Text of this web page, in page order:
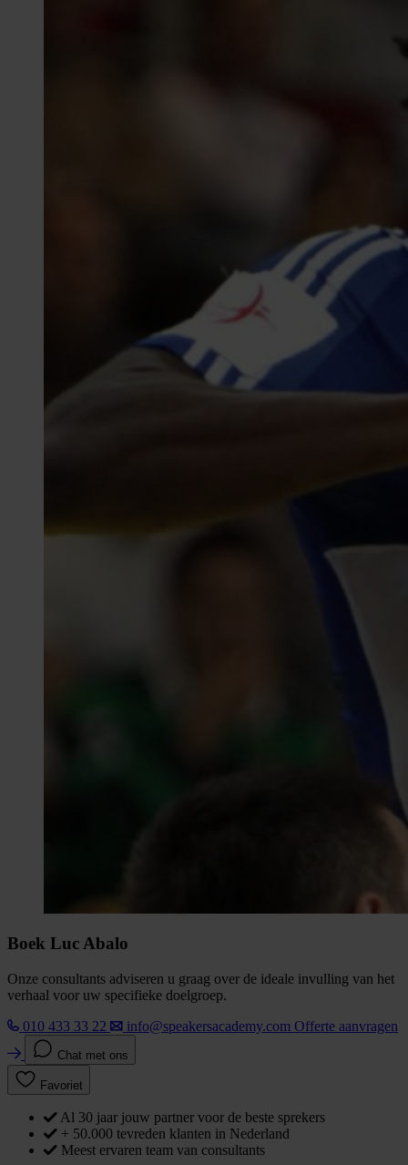
Boek Luc Abalo
Onze consultants adviseren u graag over de ideale invulling van het
verhaal voor uw specifieke doelgroep.
010 433 33 22
info@speakersacademy.com Offerte aanvragen
Chat met ons
Favoriet
Al 30 jaar jouw partner voor de beste sprekers
+ 50.000 tevreden klanten in Nederland
Meest ervaren team van consultants